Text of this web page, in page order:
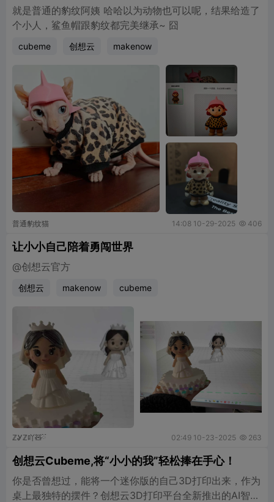
就是普通的豹纹阿姨 哈哈以为动物也可以呢，结果给造了
个小人，鲨鱼帽跟豹纹都完美继承~ 囧
cubeme 创想云 makenow
普通豹纹猫 14:08 10-29-2025  406
让小小自己陪着勇闯世界
@创想云官方
创想云 makenow cubeme
ℤᎽℤ吖🧸ྀི 02:49 10-23-2025  263
创想云Cubeme,将“小小的我”轻松捧在手心！
你是否曾想过，能将一个迷你版的自己3D打印出来，作为
桌上最独特的摆件？创想云3D打印平台全新推出的AI智能